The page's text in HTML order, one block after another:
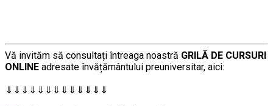
Vă invităm să consultați întreaga noastră GRILĂ DE CURSURI
ONLINE adresate învățământului preuniversitar, aici:
⇓⇓⇓⇓⇓⇓⇓⇓⇓⇓⇓⇓⇓